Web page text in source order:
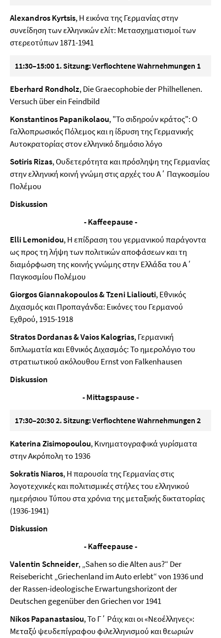
Alexandros Kyrtsis, Η εικόνα της Γερμανίας στην
συνείδηση των ελληνικών ελίτ: Μετασχηματισμοί των
στερεοτύπων 1871-1941
11:30–15:00 1. Sitzung: Verflochtene Wahrnehmungen 1
Εberhard Rondholz, Die Graecophobie der Philhellenen.
Versuch über ein Feindbild
Konstantinos Papanikolaou, "Το σιδηρούν κράτος": Ο
Γαλλοπρωσικός Πόλεμος και η ίδρυση της Γερμανικής
Αυτοκρατορίας στον ελληνικό δημόσιο λόγο
Sotiris Rizas, Ουδετερότητα και πρόσληψη της Γερμανίας
στην ελληνική κοινή γνώμη στις αρχές του Α΄ Παγκοσμίου
Πολέμου
Diskussion
- Kaffeepause -
Elli Lemonidou, Η επίδραση του γερμανικού παράγοντα
ως προς τη λήψη των πολιτικών αποφάσεων και τη
διαμόρφωση της κοινής γνώμης στην Ελλάδα του Α΄
Παγκοσμίου Πολέμου
Giorgos Giannakopoulos & Tzeni Lialiouti, Εθνικός
Διχασμός και Προπαγάνδα: Εικόνες του Γερμανού
Εχθρού, 1915-1918
Stratos Dordanas & Vaios Kalogrias, Γερμανική
διπλωματία και Εθνικός Διχασμός: Το ημερολόγιο του
στρατιωτικού ακόλουθου Ernst von Falkenhausen
Diskussion
- Mittagspause -
17:30–20:30 2. Sitzung: Verflochtene Wahrnehmungen 2
Katerina Zisimopoulou, Κινηματογραφικά γυρίσματα
στην Ακρόπολη το 1936
Sokratis Niaros, Η παρουσία της Γερμανίας στις
λογοτεχνικές και πολιτισμικές στήλες του ελληνικού
ημερήσιου Τύπου στα χρόνια της μεταξικής δικτατορίας
(1936-1941)
Diskussion
- Kaffeepause -
Valentin Schneider, „Sahen so die Alten aus?“ Der
Reisebericht „Griechenland im Auto erlebt“ von 1936 und
der Rassen-ideologische Erwartungshorizont der
Deutschen gegenüber den Griechen vor 1941
Nikos Papanastasiou, Το Γ΄ Ράιχ και οι «Νεοέλληνες»:
Μεταξύ ψευδεπίγραφου φιλελληνισμού και θεωριών